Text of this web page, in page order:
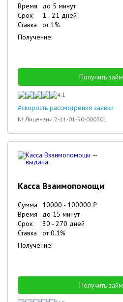
Время
до 5 минут
Срок
1 - 21 дней
Ставка
от 1%
Получение:
Получить займ
4.1
#скорость рассмотрения заявки
№ Лицензии 2-11-01-50-000301
Касса Взаимопомощи
Сумма 10000 - 100000 ₽
Время
до 15 минут
Срок
30 - 270 дней
Ставка
от0.1%
Получение:
Получить займ
Николай
Валерий